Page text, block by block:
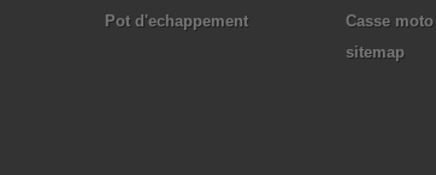
Pot d'echappement
Casse moto
sitemap